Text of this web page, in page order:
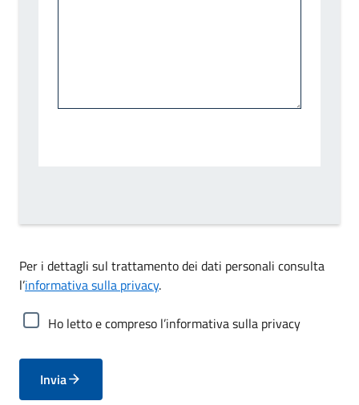
Per i dettagli sul trattamento dei dati personali consulta
l’informativa sulla privacy.
Ho letto e compreso l’informativa sulla privacy
Invia